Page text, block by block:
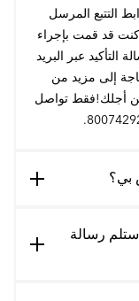
التتبع المرسل
كنت قد قمت بإجراء
التأكيد عبر البريد
إلى مزيد من
من أجلك!فقط تواصل
بي؟
رسالة